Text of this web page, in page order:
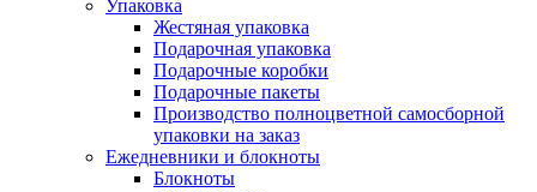
Упаковка
Жестяная упаковка
Подарочная упаковка
Подарочные коробки
Подарочные пакеты
Производство полноцветной самосборной
упаковки на заказ
Ежедневники и блокноты
Блокноты